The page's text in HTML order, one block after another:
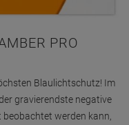
PRO
Blaulichtschutz! Im
gravierendste negative
werden kann,